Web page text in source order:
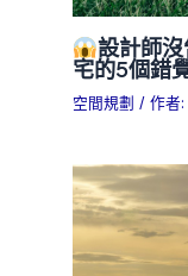
設計師
宅的5個錯
空間規劃 / 作者: